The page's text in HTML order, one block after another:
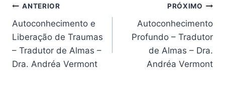
Navegação
de
Post
ANTERIOR
Autoconhecimento e
Liberação de Traumas
– Tradutor de Almas –
Dra. Andréa Vermont
PRÓXIMO
Autoconhecimento
Profundo – Tradutor
de Almas – Dra.
Andréa Vermont